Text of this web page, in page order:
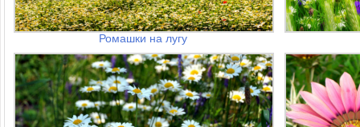
Ромашки на лугу